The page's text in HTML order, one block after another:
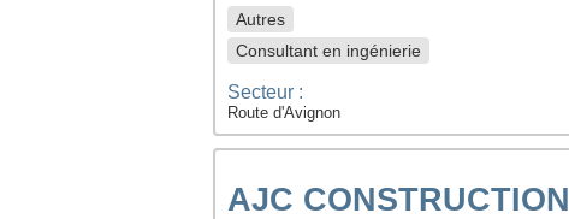
Autres
Consultant en ingénierie
Secteur :
Route d'Avignon
AJC CONSTRUCTION